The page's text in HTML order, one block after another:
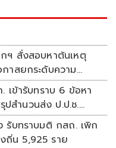
ฯ สั่งสอบหาต้นเหตุ
าสยกระดับความ
ครัฐทั้งระบบ
ข้ารับทราบ 6 ข้อหา
สำนวนส่ง ป.ป.ช.
รับทราบมติ กสถ. เพิก
น 5,925 ราย